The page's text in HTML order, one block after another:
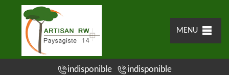
MENU
indisponible indisponible